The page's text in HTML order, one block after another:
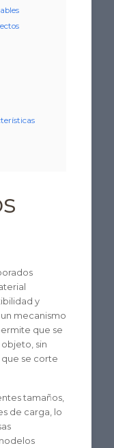
y
mecanismo
que se
sin
se corte
tamaños,
de carga, lo